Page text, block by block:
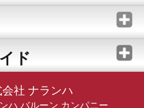
ド
社 ナランハ
ハ バルーン カンパニー